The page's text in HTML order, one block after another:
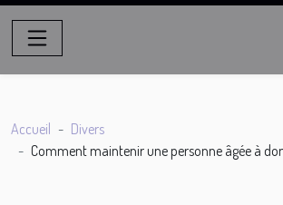
Accueil
Divers
Comment maintenir une personne âgée à